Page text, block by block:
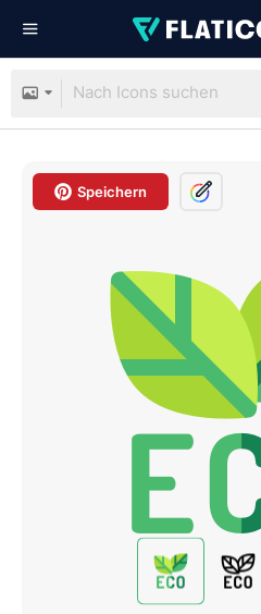
Speichern